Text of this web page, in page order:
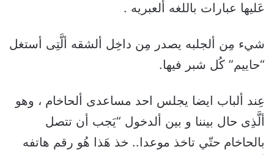
عَليها عبارات باللغه ألعبريه .
شيء مِن ألجلبه يصدر مِن داخِل ألشقه ألَّتِى أستغل
“حاييم” كُل شبر فيها.
عِند ألباب ايضا يجلس احد مساعدى ألحاخام ، وهو
ألَّذِى حال بيننا و بين ألدخول “يَجب أن تتصل
بالحاخام حتّي تاخذ موعدا.. خذ هَذا هُو رقم هاتفه